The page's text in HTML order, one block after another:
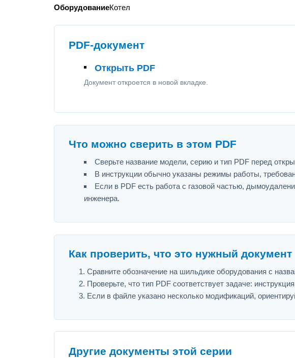
ОборудованиеКотел
PDF-документ
Открыть PDF
Документ откроется в новой вкладке.
Что можно сверить в этом PDF
Сверьте название модели, серию и тип PDF перед
В инструкции обычно указаны режимы работы,
Если в PDF есть работа с газовой частью,
инженера.
Как проверить, что это нужный документ
Сравните обозначение на шильдике оборудования с
Проверьте, что тип PDF соответствует задаче:
Если в файле указано несколько модификаций,
Другие документы этой серии